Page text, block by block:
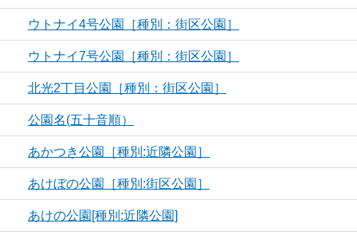
ウトナイ4号公園［種別：街区公園］
ウトナイ7号公園［種別：街区公園］
北光2丁目公園［種別：街区公園］
公園名(五十音順）
あかつき公園［種別:近隣公園］
あけぼの公園［種別:街区公園］
あけの公園[種別:近隣公園]